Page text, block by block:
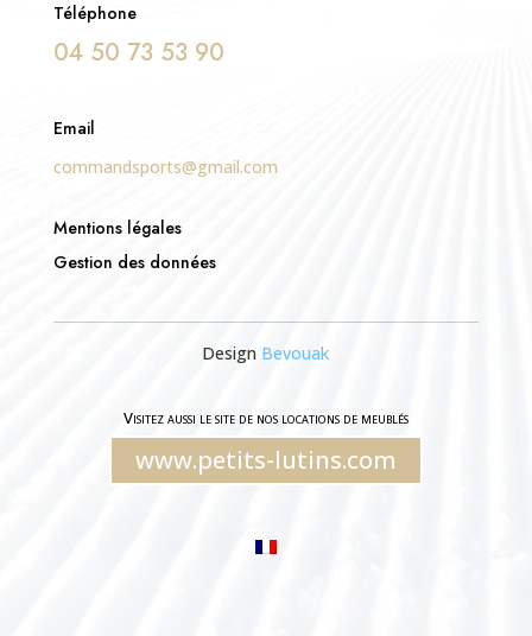
Téléphone
04 50 73 53 90
Email
commandsports@gmail.com
Mentions légales
Gestion des données
Design Bevouak
Visitez aussi le site de nos locations de meublés
www.petits-lutins.com